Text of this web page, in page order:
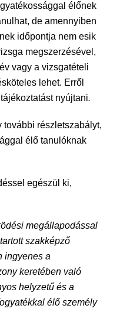
élőnek
de amennyiben
időpontja nem esik
megszerzésével,
vagy a vizsgatételi
lehet. Erről
nyújtani.
további részletszabályt,
élő tanulóknak
egészül ki,
megállapodással
szakképző
ingyenes a
keretében való
helyzetű és a
élő személy